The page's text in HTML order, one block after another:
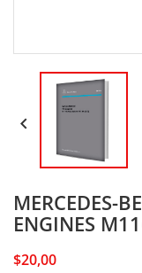

MERCEDES-
ENGINES
$20,00